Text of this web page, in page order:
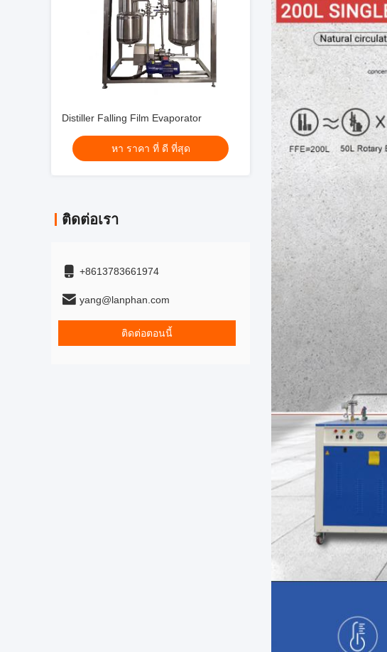
Distiller Falling Film Evaporator
หา ราคา ที่ ดี ที่สุด
ติดต่อเรา
+8613783661974
yang@lanphan.com
ติดต่อตอนนี้